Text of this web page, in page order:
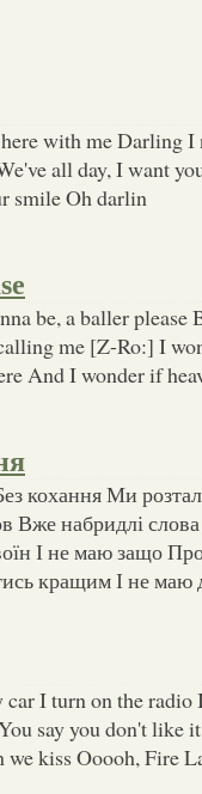
with me Darling I
all day, I want
smile Oh darlin
be, a baller please
me [Z-Ro:] I
And I wonder if
кохання Ми
Вже набридлі слова
І не маю защо
кращим І не маю
I turn on the
say you don't like
we kiss Ooooh, Fire